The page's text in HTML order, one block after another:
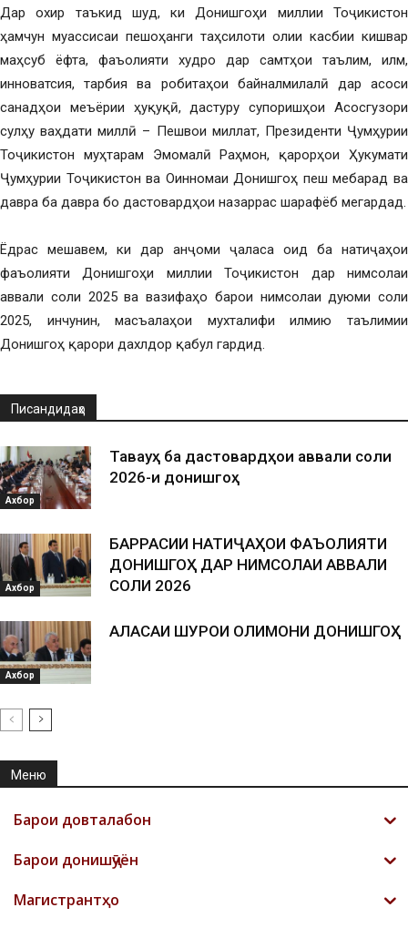
Дар охир таъкид шуд, ки Донишгоҳи миллии Тоҷикистон
ҳамчун муассисаи пешоҳанги таҳсилоти олии касбии кишвар
маҳсуб ёфта, фаъолияти худро дар самтҳои таълим, илм,
инноватсия, тарбия ва робитаҳои байналмилалӣ дар асоси
санадҳои меъёрии ҳуқуқӣ, дастуру супоришҳои Асосгузори
сулҳу ваҳдати миллӣ – Пешвои миллат, Президенти Ҷумҳурии
Тоҷикистон муҳтарам Эмомалӣ Раҳмон, қарорҳои Ҳукумати
Ҷумҳурии Тоҷикистон ва Оинномаи Донишгоҳ пеш мебарад ва
давра ба давра бо дастовардҳои назаррас шарафёб мегардад.
Ёдрас мешавем, ки дар анҷоми ҷаласа оид ба натиҷаҳои
фаъолияти Донишгоҳи миллии Тоҷикистон дар нимсолаи
аввали соли 2025 ва вазифаҳо барои нимсолаи дуюми соли
2025, инчунин, масъалаҳои мухталифи илмию таълимии
Донишгоҳ қарори дахлдор қабул гардид.
Писандидаҳо
Ахбор
Таваҷҷуҳ ба дастовардҳои аввали соли
2026-и донишгоҳ
Ахбор
БАРРАСИИ НАТИҶАҲОИ ФАЪОЛИЯТИ
ДОНИШГОҲ ДАР НИМСОЛАИ АВВАЛИ
СОЛИ 2026
Ахбор
АЛАСАИ ШУРОИ ОЛИМОНИ ДОНИШГОҲ
Меню
Барои довталабон
Барои донишҷӯён
Магистрантҳо